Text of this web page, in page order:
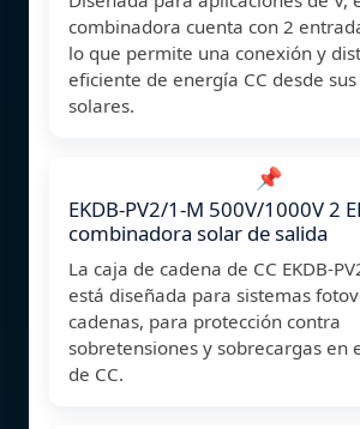
combinadora cuenta con 2
lo que permite una conexión y
eficiente de energía CC desde
solares.
📌
EKDB-PV2/1-M 500V/1000V 2
combinadora solar de salida
La caja de cadena de CC EKDB-
está diseñada para sistemas
cadenas, para protección contra
sobretensiones y sobrecargas en
de CC.